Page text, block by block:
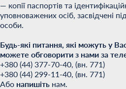
— копії паспортів та
уповноважених осіб, засвідчені
особи.
Будь-які питання, які можуть у
можете обговорити з нами за
+380 (44) 377-70-40, (вн. 771)
+380 (44) 299-11-40, (вн. 771)
Або напишіть нам.